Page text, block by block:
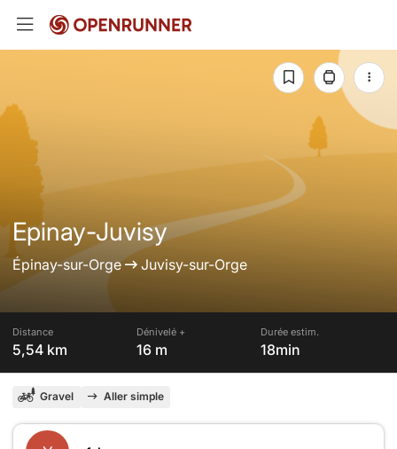
Epinay-Juvisy
Épinay-sur-Orge Juvisy-sur-Orge
Distance
5,54 km
Dénivelé +
16 m
Durée estim.
18min
Gravel Aller simple